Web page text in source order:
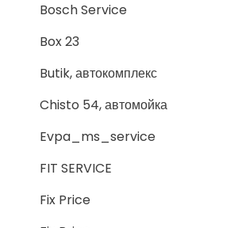
Bosch Service
Box 23
Butik, автокомплекс
Chisto 54, автомойка
Evpa_ms_service
FIT SERVICE
Fix Price